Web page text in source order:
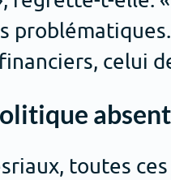
celui
toutes